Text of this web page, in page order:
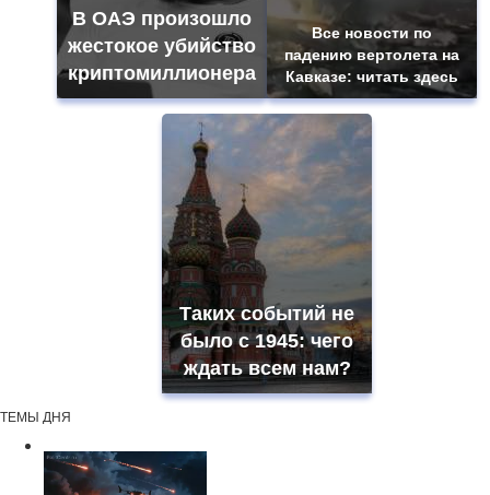
В ОАЭ произошло
жестокое убийство
криптомиллионера
Все новости по
падению вертолета на
Кавказе: читать здесь
Таких событий не
было с 1945: чего
ждать всем нам?
ТЕМЫ ДНЯ